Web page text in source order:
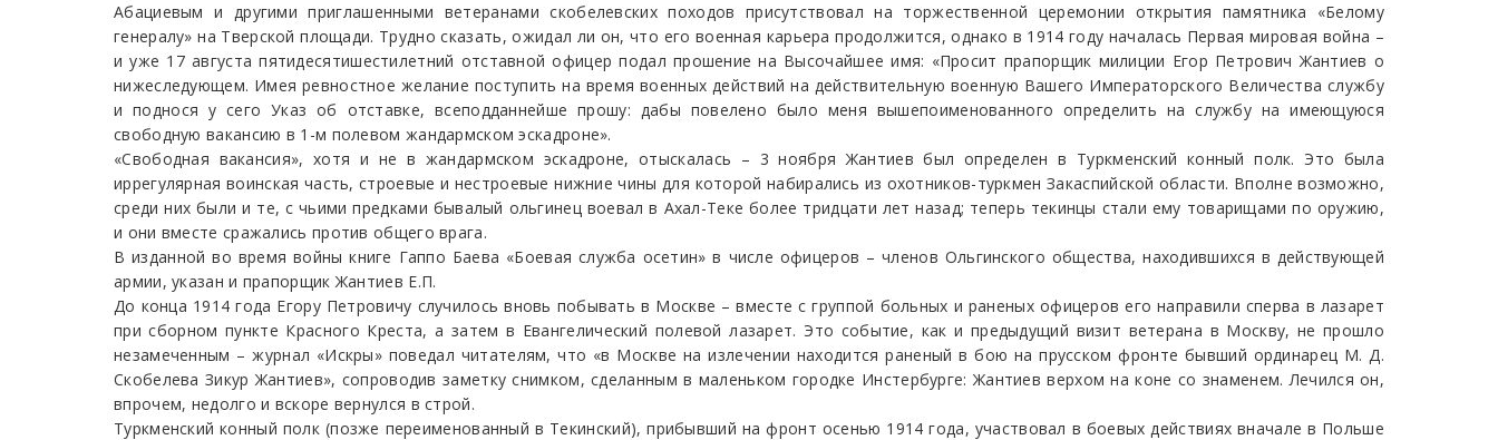
Абациевым и другими приглашенными ветеранами скобелевских походов присутствовал на торжественной церемонии открытия памятника «Белому
генералу» на Тверской площади. Трудно сказать, ожидал ли он, что его военная карьера продолжится, однако в 1914 году началась Первая мировая война –
и уже 17 августа пятидесятишестилетний отставной офицер подал прошение на Высочайшее имя: «Просит прапорщик милиции Егор Петрович Жантиев о
нижеследующем. Имея ревностное желание поступить на время военных действий на действительную военную Вашего Императорского Величества службу
и поднося у сего Указ об отставке, всеподданнейше прошу: дабы повелено было меня вышепоименованного определить на службу на имеющуюся
свободную вакансию в 1-м полевом жандармском эскадроне».
«Свободная вакансия», хотя и не в жандармском эскадроне, отыскалась – 3 ноября Жантиев был определен в Туркменский конный полк. Это была
иррегулярная воинская часть, строевые и нестроевые нижние чины для которой набирались из охотников-туркмен Закаспийской области. Вполне возможно,
среди них были и те, с чьими предками бывалый ольгинец воевал в Ахал-Теке более тридцати лет назад; теперь текинцы стали ему товарищами по оружию,
и они вместе сражались против общего врага.
В изданной во время войны книге Гаппо Баева «Боевая служба осетин» в числе офицеров – членов Ольгинского общества, находившихся в действующей
армии, указан и прапорщик Жантиев Е.П.
До конца 1914 года Егору Петровичу случилось вновь побывать в Москве – вместе с группой больных и раненых офицеров его направили сперва в лазарет
при сборном пункте Красного Креста, а затем в Евангелический полевой лазарет. Это событие, как и предыдущий визит ветерана в Москву, не прошло
незамеченным – журнал «Искры» поведал читателям, что «в Москве на излечении находится раненый в бою на прусском фронте бывший ординарец М. Д.
Скобелева Зикур Жантиев», сопроводив заметку снимком, сделанным в маленьком городке Инстербурге: Жантиев верхом на коне со знаменем. Лечился он,
впрочем, недолго и вскоре вернулся в строй.
Туркменский конный полк (позже переименованный в Текинский), прибывший на фронт осенью 1914 года, участвовал в боевых действиях вначале в Польше